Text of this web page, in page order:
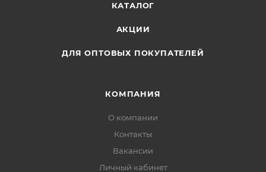
КАТАЛОГ
АКЦИИ
ДЛЯ ОПТОВЫХ ПОКУПАТЕЛЕЙ
КОМПАНИЯ
О компании
Контакты
Вакансии
Личный кабинет